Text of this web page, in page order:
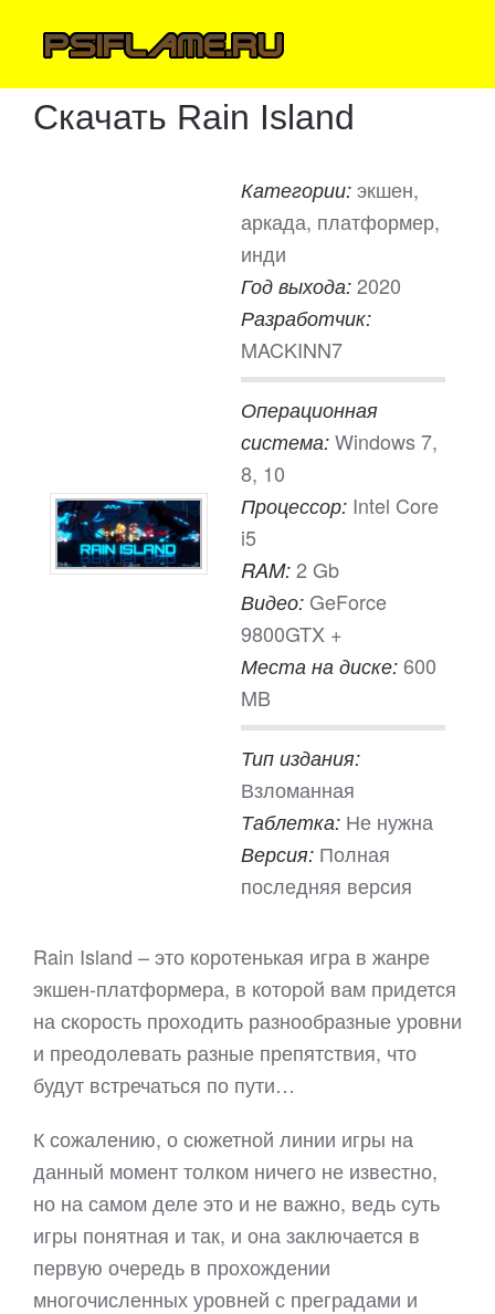
Скачать Rain Island
Категории: экшен,
аркада, платформер,
инди
Год выхода: 2020
Разработчик:
MACKINN7
Операционная
система: Windows 7,
8, 10
Процессор: Intel Core
i5
RAM: 2 Gb
Видео: GeForce
9800GTX +
Места на диске: 600
MB
Тип издания:
Взломанная
Таблетка: Не нужна
Версия: Полная
последняя версия
Rain Island – это коротенькая игра в жанре
экшен-платформера, в которой вам придется
на скорость проходить разнообразные уровни
и преодолевать разные препятствия, что
будут встречаться по пути…
К сожалению, о сюжетной линии игры на
данный момент толком ничего не известно,
но на самом деле это и не важно, ведь суть
игры понятная и так, и она заключается в
первую очередь в прохождении
многочисленных уровней с преградами и